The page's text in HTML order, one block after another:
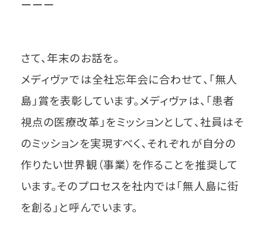
ーーー
さて、年末のお話を。
メディヴァでは全社忘年会に合わせて、「無人
島」賞を表彰しています。メディヴァは、「患者
視点の医療改革」をミッションとして、社員はそ
のミッションを実現すべく、それぞれが自分の
作りたい世界観（事業）を作ることを推奨して
います。そのプロセスを社内では「無人島に街
を創る」と呼んでいます。